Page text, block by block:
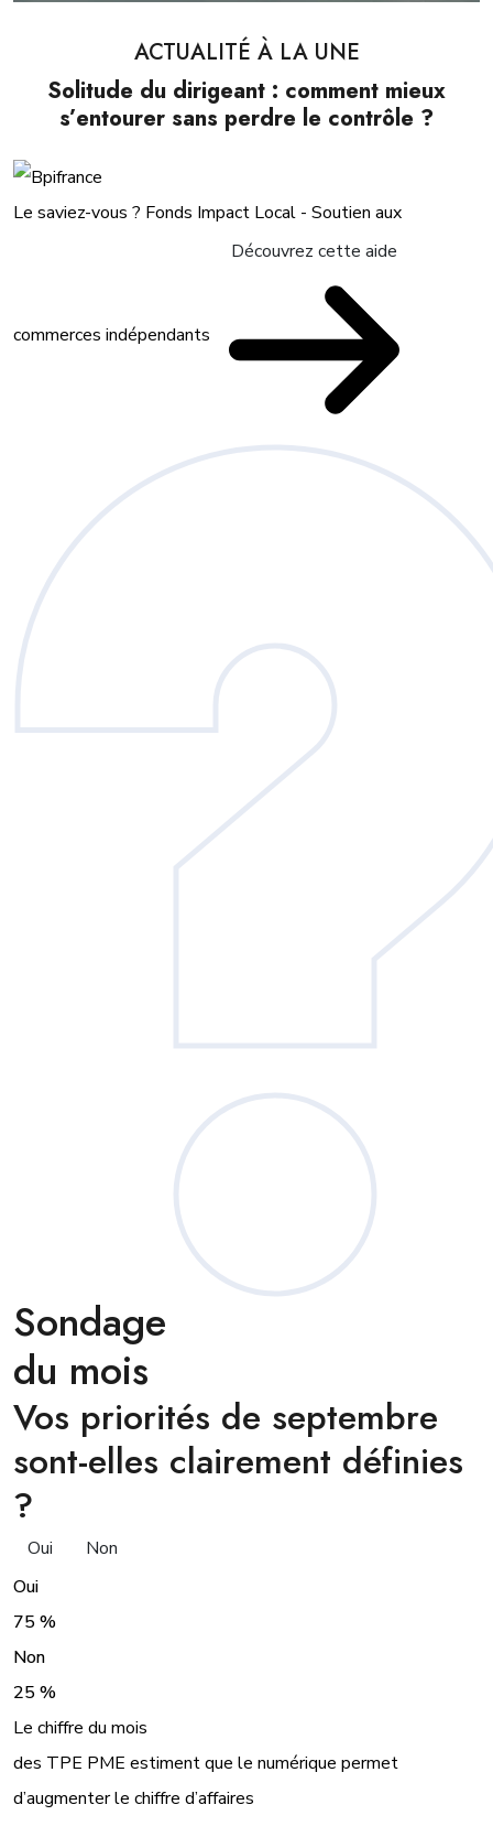
ACTUALITÉ À LA UNE
Solitude du dirigeant : comment mieux
s’entourer sans perdre le contrôle ?
Le saviez-vous ? Fonds Impact Local - Soutien aux
commerces indépendants
Découvrez cette aide
Sondage
du mois
Vos priorités de septembre
sont-elles clairement définies
?
Oui
Non
Oui
75 %
Non
25 %
Le chiffre du mois
des TPE PME estiment que le numérique permet
d’augmenter le chiffre d’affaires